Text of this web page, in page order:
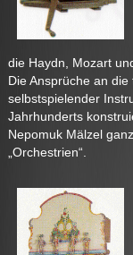
die Haydn, Mozart
Die Ansprüche an
selbstspielender
Jahrhunderts
Nepomuk Mälzel
„Orchestrien“.